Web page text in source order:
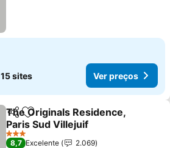
15 sites Ver preços
PartilharAdicionar aos favoritos
The Originals Residence,
Paris Sud Villejuif
3 Estrelas
8,7 Excelente
2.069